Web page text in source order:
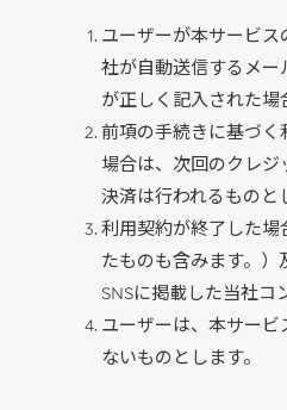
ユーザーが本サービ
社が自動送信するメー
が正しく記入された
前項の手続きに基づ
場合は、次回のクレ
決済は行われるもの
利用契約が終了した
たものも含みます。
SNSに掲載した当社
ユーザーは、本サー
ないものとします。